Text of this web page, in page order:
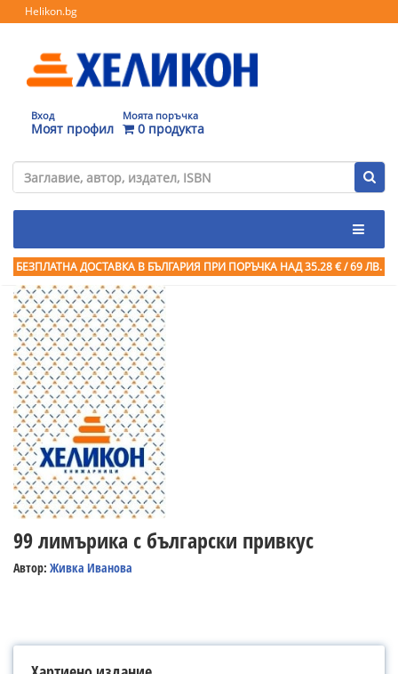
Helikon.bg
Вход
Моят профил
Моята поръчка
0 продукта
БЕЗПЛАТНА ДОСТАВКА В БЪЛГАРИЯ ПРИ ПОРЪЧКА НАД 35.28 € / 69 ЛВ.
99 лимърика с български привкус
Автор: Живка Иванова